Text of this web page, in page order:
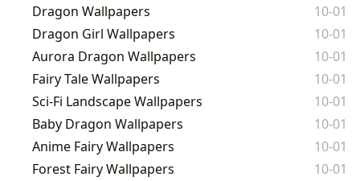
Dragon Wallpapers
10-01
Dragon Girl Wallpapers
10-01
Aurora Dragon Wallpapers
10-01
Fairy Tale Wallpapers
10-01
Sci-Fi Landscape Wallpapers
10-01
Baby Dragon Wallpapers
10-01
Anime Fairy Wallpapers
10-01
Forest Fairy Wallpapers
10-01